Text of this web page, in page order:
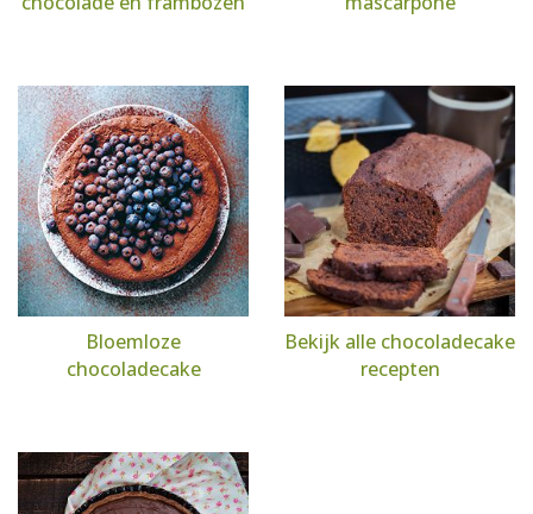
Bloemloze
chocoladecake
Bekijk alle chocoladecake
recepten